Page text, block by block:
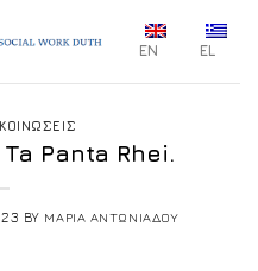
EN EL
Panta Rhei.
BY ΜΑΡΙΑ ΑΝΤΩΝΙΑΔΟΥ